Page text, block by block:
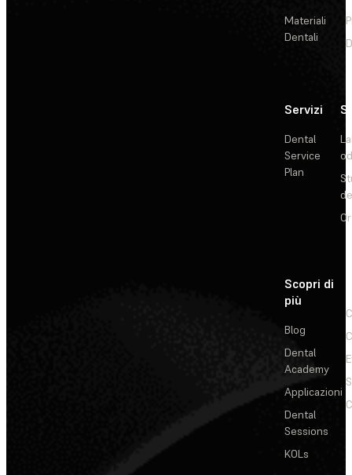
Materiali
Dentali
Servizi
Dental
Service
Plan
Scopri di
più
Blog
Dental
Academy
Applicazioni
Dental
Sessions
KOLs